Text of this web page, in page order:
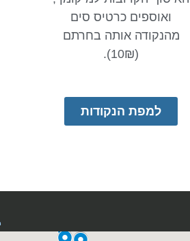
ואוספים כרטיס סים
מהנקודה אותה בחרתם
(10₪).
למפת הנקודות